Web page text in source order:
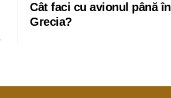
Cât faci cu avionul până în
Grecia?